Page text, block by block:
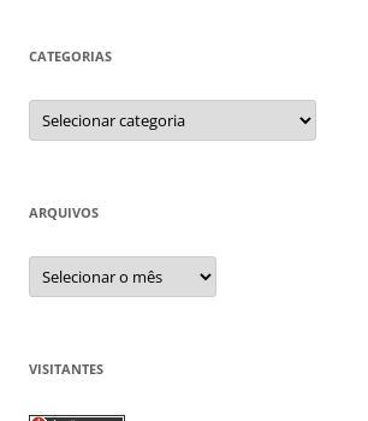
CATEGORIAS
Categorias
ARQUIVOS
Arquivos
VISITANTES